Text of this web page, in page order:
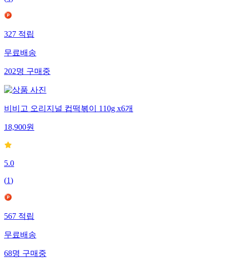
327 적립
무료배송
202명 구매중
비비고 오리지널 컵떡볶이 110g x6개
18,900원
5.0
(1)
567 적립
무료배송
68명 구매중